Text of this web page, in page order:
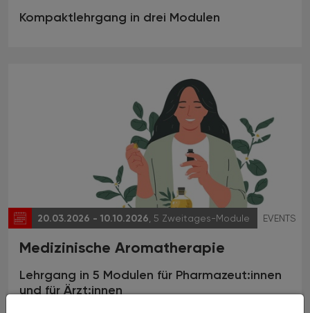
Kompaktlehrgang in drei Modulen
20.03.2026 - 10.10.2026 , 5 Zweitages-Module EVENTS
Medizinische Aromatherapie
Lehrgang in 5 Modulen für Pharmazeut:innen
und für Ärzt:innen